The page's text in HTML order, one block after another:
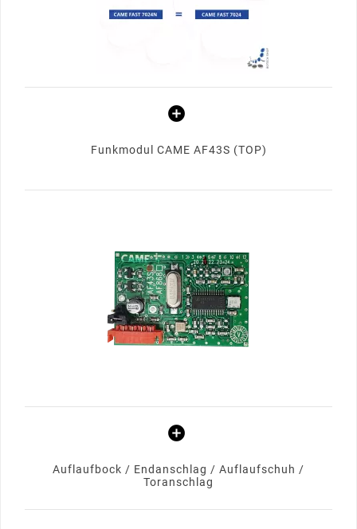
Funkmodul CAME AF43S (TOP)
Auflaufbock / Endanschlag / Auflaufschuh /
Toranschlag